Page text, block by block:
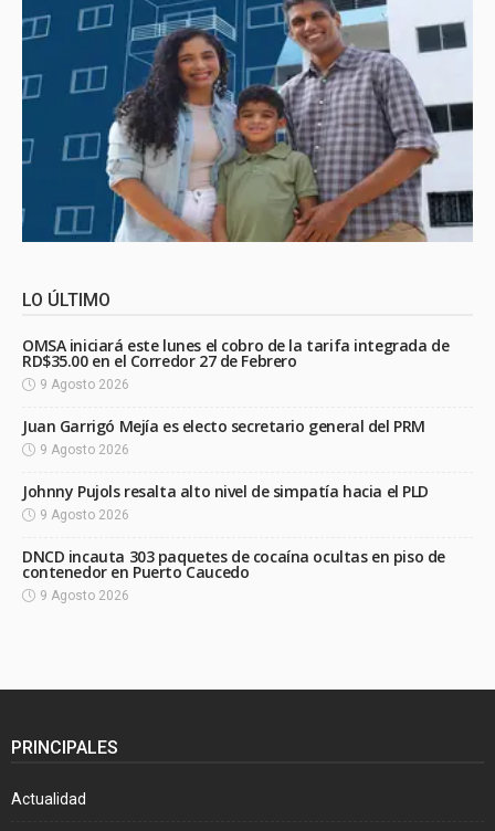
LO ÚLTIMO
OMSA iniciará este lunes el cobro de la tarifa integrada de
RD$35.00 en el Corredor 27 de Febrero
9 Agosto 2026
Juan Garrigó Mejía es electo secretario general del PRM
9 Agosto 2026
Johnny Pujols resalta alto nivel de simpatía hacia el PLD
9 Agosto 2026
DNCD incauta 303 paquetes de cocaína ocultas en piso de
contenedor en Puerto Caucedo
9 Agosto 2026
PRINCIPALES
Actualidad